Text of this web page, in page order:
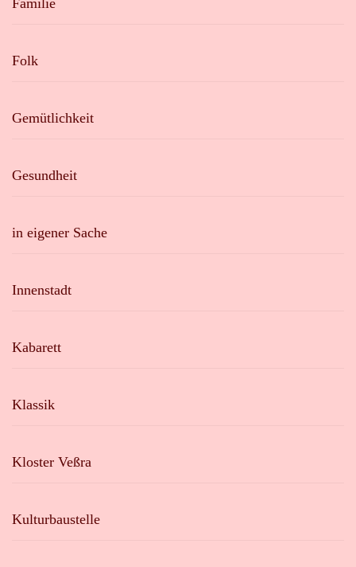
Folk
Gemütlichkeit
Gesundheit
in eigener Sache
Innenstadt
Kabarett
Klassik
Kloster Veßra
Kulturbaustelle